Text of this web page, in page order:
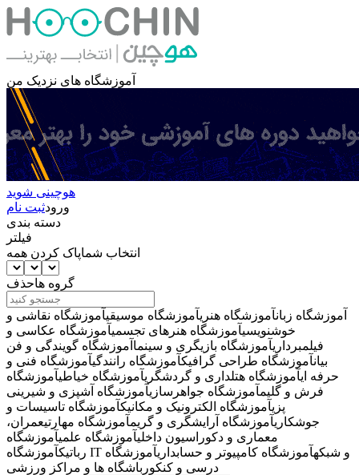
آموزشگاه های نزدیک من
هوچینی شوید
ورودثبت نام
دسته بندی
فیلتر
انتخاب شماپاک کردن همه
گروه هاحذف
آموزشگاه زبانآموزشگاه هنریآموزشگاه موسیقیآموزشگاه نقاشی و
خوشنویسیآموزشگاه هنرهای تجسمیآموزشگاه عکاسی و
فیلمبرداریآموزشگاه بازیگری و سینما آموزشگاه گویندگی و فن
بیانآموزشگاه طراحی گرافیکآموزشگاه رانندگیآموزشگاه فنی و
حرفه ایآموزشگاه هتلداری و گردشگریآموزشگاه خیاطیآموزشگاه
فرش و گلیمآموزشگاه جواهرسازیآموزشگاه آشپزی و شیرینی
پزیآموزشگاه الکترونیک و مکانیکآموزشگاه تاسیسات و
جوشکاریآموزشگاه آرایشگری و گریمآموزشگاه مهارتیعمران،
معماری و دکوراسیون داخلیآموزشگاه علمیآموزشگاه
رباتیک
آموزشگاه IT و شبکهآموزشگاه کامپیوتر و حسابداریآموزشگاه
درسی و کنکور باشگاه ها و مراکز ورزشی